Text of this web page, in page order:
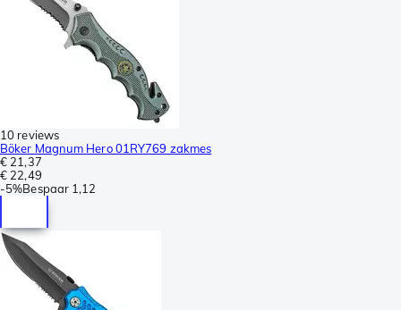
10 reviews
Böker Magnum Hero 01RY769 zakmes
€ 21,37
€ 22,49
-5%Bespaar 1,12